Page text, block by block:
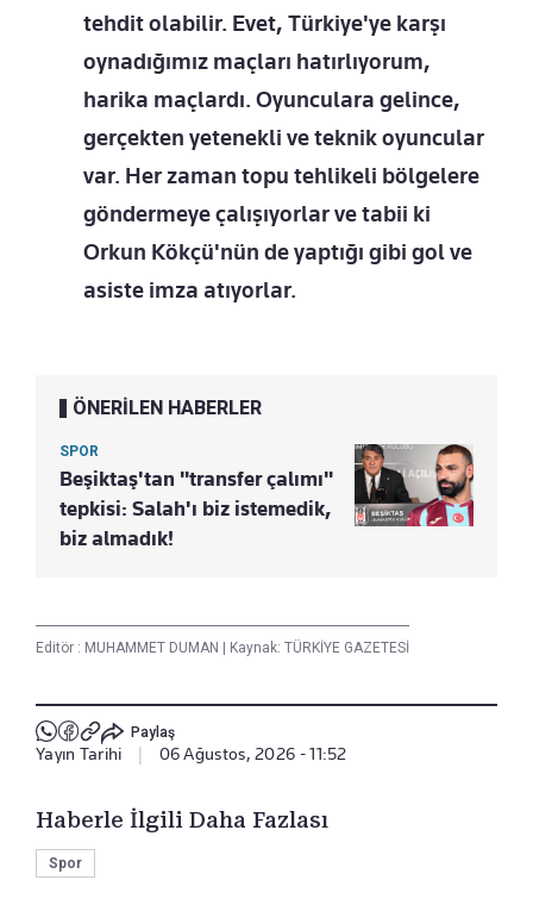
tehdit olabilir. Evet, Türkiye'ye karşı
oynadığımız maçları hatırlıyorum,
harika maçlardı. Oyunculara gelince,
gerçekten yetenekli ve teknik oyuncular
var. Her zaman topu tehlikeli bölgelere
göndermeye çalışıyorlar ve tabii ki
Orkun Kökçü'nün de yaptığı gibi gol ve
asiste imza atıyorlar.
ÖNERİLEN HABERLER
SPOR
Beşiktaş'tan "transfer çalımı"
tepkisi: Salah'ı biz istemedik,
biz almadık!
Editör : MUHAMMET DUMAN | Kaynak: TÜRKİYE GAZETESİ
Paylaş
Yayın Tarihi 06 Ağustos, 2026 - 11:52
Haberle İlgili Daha Fazlası
Spor